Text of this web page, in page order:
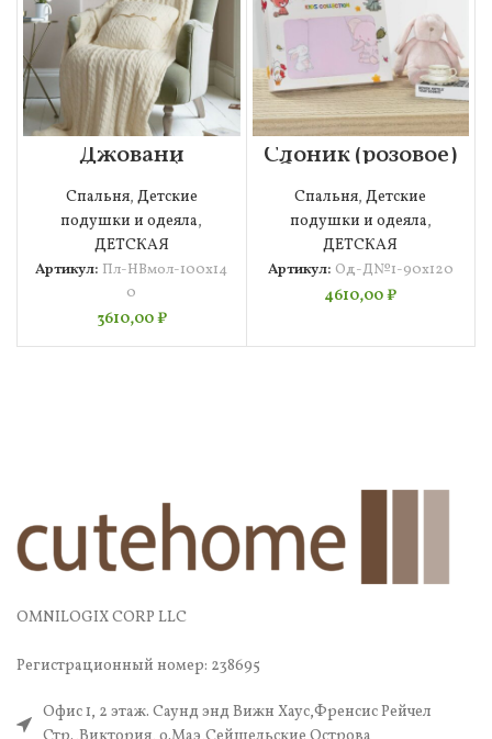
Джовани
(молоко)
Покрывало
100х140
Спальня, Детские
подушки и одеяла,
ДЕТСКАЯ
Артикул: Пл-НВмол-100х14
0
3610,00₽
Слоник (розовое)
Одеяло 90х120
Спальня,Детские
подушки и одеяла,
ДЕТСКАЯ
Артикул: Од-Д№1-90х120
4610,00₽
OMNILOGIX CORP LLC
Регистрационный номер: 238695
Офис 1, 2 этаж. Саунд энд Вижн Хаус,Френсис Рейчел